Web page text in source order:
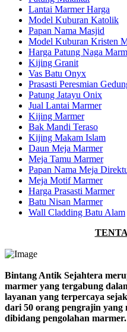
Lantai Marmer Harga
Model Kuburan Katolik
Papan Nama Masjid
Model Kuburan Kristen
Harga Patung Naga
Kijing Granit
Vas Batu Onyx
Prasasti Peresmian
Patung Jatayu Onix
Jual Lantai Marmer
Kijing Marmer
Bak Mandi Teraso
Kijing Makam Islam
Daun Meja Marmer
Meja Tamu Marmer
Papan Nama Meja
Meja Motif Marmer
Harga Prasasti Marmer
Batu Nisan Marmer
Wall Cladding Batu Alam
Bintang Antik Sejahtera
marmer yang tergabung
layanan yang terpercaya
dari 50 orang pengrajin
dibidang pengolahan marmer.